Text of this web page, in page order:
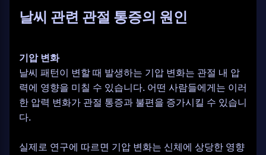
날씨 관련 관절 통증의 원인
기압 변화
날씨 패턴이 변할 때 발생하는 기압 변화는 관절 내 압
력에 영향을 미칠 수 있습니다. 어떤 사람들에게는 이러
한 압력 변화가 관절 통증과 불편을 증가시킬 수 있습니
다.
실제로 연구에 따르면 기압 변화는 신체에 상당한 영향